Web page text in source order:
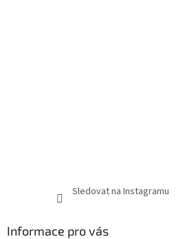
Sledovat na Instagramu
Informace pro vás